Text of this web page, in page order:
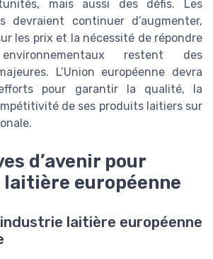
mais aussi des défis. Les
devraient continuer d’augmenter,
les prix et la nécessité de répondre
restent des
L’Union européenne devra
pour garantir la qualité, la
de ses produits laitiers sur
d’avenir pour
laitière européenne
laitière européenne